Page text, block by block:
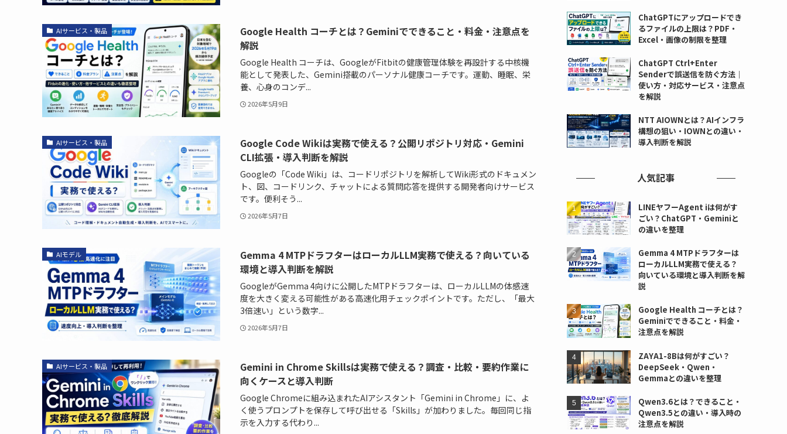
AIサービス・製品
Google Health コーチとは？Geminiでできること・料金・注意点を
解説
Google Health コーチは、GoogleがFitbitの健康管理体験を再設計する中核機
能として発表した、Gemini搭載のパーソナル健康コーチです。運動、睡眠、栄
養、心身のコンデ...
2026年5月9日
AIサービス・製品
Google Code Wikiは実務で使える？公開リポジトリ対応・Gemini
CLI拡張・導入判断を解説
Googleの「Code Wiki」は、コードリポジトリを解析してWiki形式のドキュメン
ト、図、コードリンク、チャットによる質問応答を提供する開発者向けサービス
です。便利そう...
2026年5月7日
AIモデル
Gemma 4 MTPドラフターはローカルLLM実務で使える？向いている
環境と導入判断を解説
GoogleがGemma 4向けに公開したMTPドラフターは、ローカルLLMの体感速
度を大きく変える可能性がある高速化用チェックポイントです。ただし、「最大
3倍速い」という数字...
2026年5月7日
AIサービス・製品
Gemini in Chrome Skillsは実務で使える？調査・比較・要約作業に
向くケースと導入判断
Google Chromeに組み込まれたAIアシスタント「Gemini in Chrome」に、よ
く使うプロンプトを保存して呼び出せる「Skills」が加わりました。毎回同じ指
示を入力する代わり...
ChatGPTにアップロードでき
るファイルの上限は？PDF・
Excel・画像の制限を整理
ChatGPT Ctrl+Enter
Senderで誤送信を防ぐ方法｜
使い方・対応サービス・注意点
を解説
NTT AIOWNとは？AIインフラ
構想の狙い・IOWNとの違い・
導入判断を解説
人気記事
LINEヤフーAgent iは何がす
ごい？ChatGPT・Geminiと
の違いを整理
Gemma 4 MTPドラフターは
ローカルLLM実務で使える？
向いている環境と導入判断を解
説
Google Health コーチとは？
Geminiでできること・料金・
注意点を解説
ZAYA1-8Bは何がすごい？
DeepSeek・Qwen・
Gemmaとの違いを整理
Qwen3.6とは？できること・
Qwen3.5との違い・導入時の
注意点を解説